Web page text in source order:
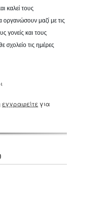
καλεί τους
οργανώσουν μαζί με τις
γονείς και τους
σχολείο τις ημέρες
εγγραφείτε για